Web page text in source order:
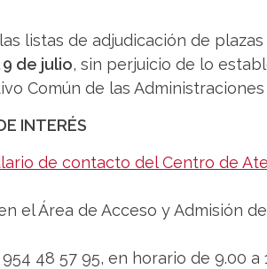
listas de adjudicación de
9 de julio, sin perjuicio de lo
Común de las Administraciones
INTERÉS
de contacto del Centro de
el Área de Acceso y Admisión
48 57 95, en horario de 9.00 a